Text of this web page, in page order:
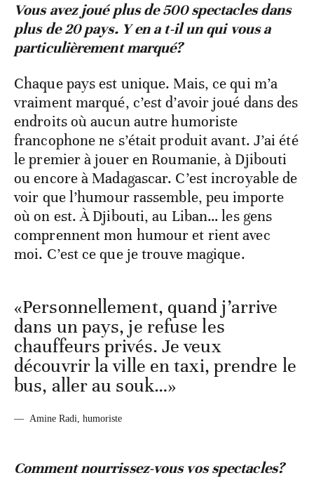
Vous avez joué plus de 500 spectacles dans
plus de 20 pays. Y en a t-il un qui vous a
particulièrement marqué?
Chaque pays est unique. Mais, ce qui m’a
vraiment marqué, c’est d’avoir joué dans des
endroits où aucun autre humoriste
francophone ne s’était produit avant. J’ai été
le premier à jouer en Roumanie, à Djibouti
ou encore à Madagascar. C’est incroyable de
voir que l’humour rassemble, peu importe
où on est. À Djibouti, au Liban… les gens
comprennent mon humour et rient avec
moi. C’est ce que je trouve magique.
«Personnellement, quand j’arrive
dans un pays, je refuse les
chauffeurs privés. Je veux
découvrir la ville en taxi, prendre le
bus, aller au souk…»
— Amine Radi, humoriste
Comment nourrissez-vous vos spectacles?